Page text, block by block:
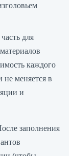
для
каждого
не меняется в
и
заполнения